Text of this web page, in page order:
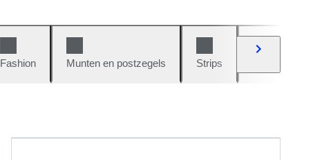
Fashion Munten en postzegels Strips